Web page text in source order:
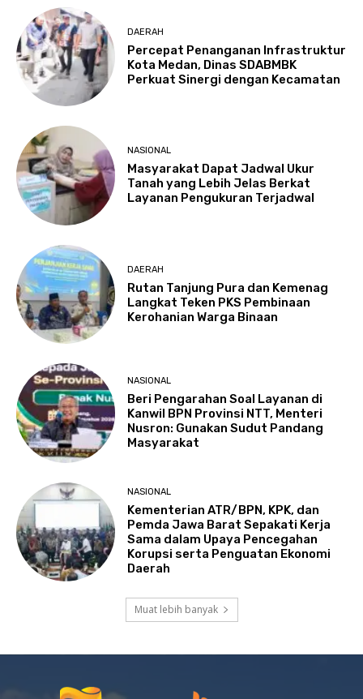
DAERAH
Percepat Penanganan Infrastruktur
Kota Medan, Dinas SDABMBK
Perkuat Sinergi dengan Kecamatan
NASIONAL
Masyarakat Dapat Jadwal Ukur
Tanah yang Lebih Jelas Berkat
Layanan Pengukuran Terjadwal
DAERAH
Rutan Tanjung Pura dan Kemenag
Langkat Teken PKS Pembinaan
Kerohanian Warga Binaan
NASIONAL
Beri Pengarahan Soal Layanan di
Kanwil BPN Provinsi NTT, Menteri
Nusron: Gunakan Sudut Pandang
Masyarakat
NASIONAL
Kementerian ATR/BPN, KPK, dan
Pemda Jawa Barat Sepakati Kerja
Sama dalam Upaya Pencegahan
Korupsi serta Penguatan Ekonomi
Daerah
Muat lebih banyak